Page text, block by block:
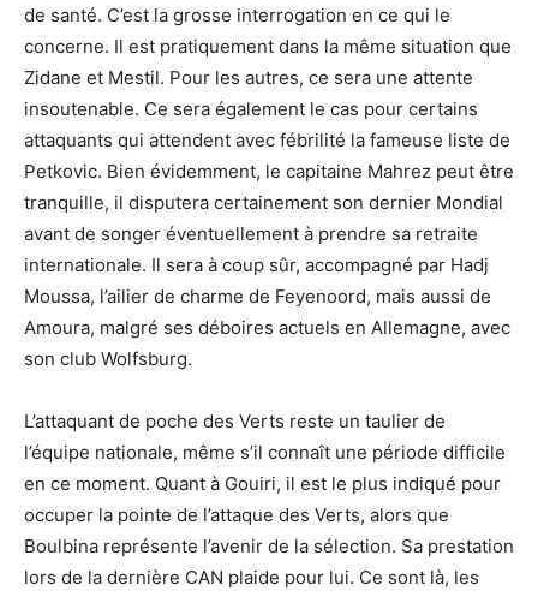
de santé. C’est la grosse interrogation en ce qui le
concerne. Il est pratiquement dans la même situation que
Zidane et Mestil. Pour les autres, ce sera une attente
insoutenable. Ce sera également le cas pour certains
attaquants qui attendent avec fébrilité la fameuse liste de
Petkovic. Bien évidemment, le capitaine Mahrez peut être
tranquille, il disputera certainement son dernier Mondial
avant de songer éventuellement à prendre sa retraite
internationale. Il sera à coup sûr, accompagné par Hadj
Moussa, l’ailier de charme de Feyenoord, mais aussi de
Amoura, malgré ses déboires actuels en Allemagne, avec
son club Wolfsburg.
L’attaquant de poche des Verts reste un taulier de
l’équipe nationale, même s’il connaît une période difficile
en ce moment. Quant à Gouiri, il est le plus indiqué pour
occuper la pointe de l’attaque des Verts, alors que
Boulbina représente l’avenir de la sélection. Sa prestation
lors de la dernière CAN plaide pour lui. Ce sont là, les